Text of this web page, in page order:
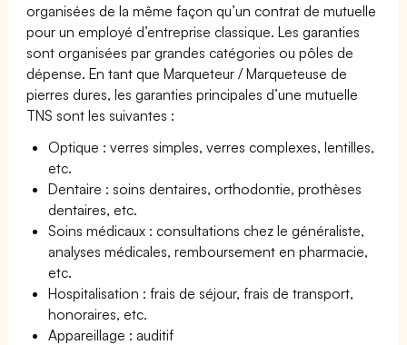
organisées de la même façon qu’un contrat de mutuelle
pour un employé d’entreprise classique. Les garanties
sont organisées par grandes catégories ou pôles de
dépense. En tant que Marqueteur / Marqueteuse de
pierres dures, les garanties principales d’une mutuelle
TNS sont les suivantes :
Optique : verres simples, verres complexes, lentilles,
etc.
Dentaire : soins dentaires, orthodontie, prothèses
dentaires, etc.
Soins médicaux : consultations chez le généraliste,
analyses médicales, remboursement en pharmacie,
etc.
Hospitalisation : frais de séjour, frais de transport,
honoraires, etc.
Appareillage : auditif